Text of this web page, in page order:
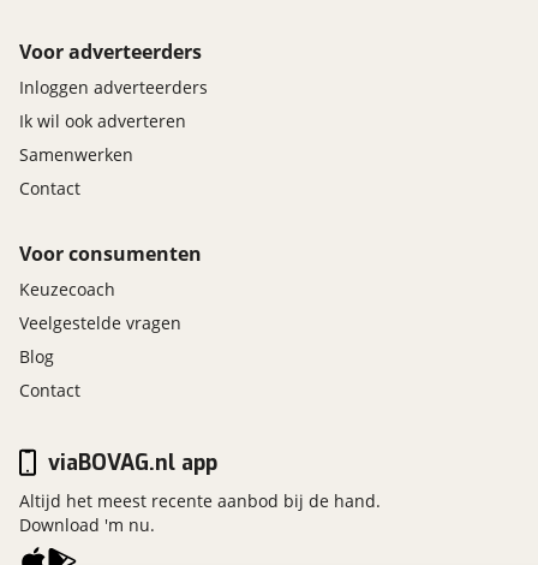
Voor adverteerders
Inloggen adverteerders
Ik wil ook adverteren
Samenwerken
Contact
Voor consumenten
Keuzecoach
Veelgestelde vragen
Blog
Contact
viaBOVAG.nl app
Altijd het meest recente aanbod bij de hand.
Download 'm nu.